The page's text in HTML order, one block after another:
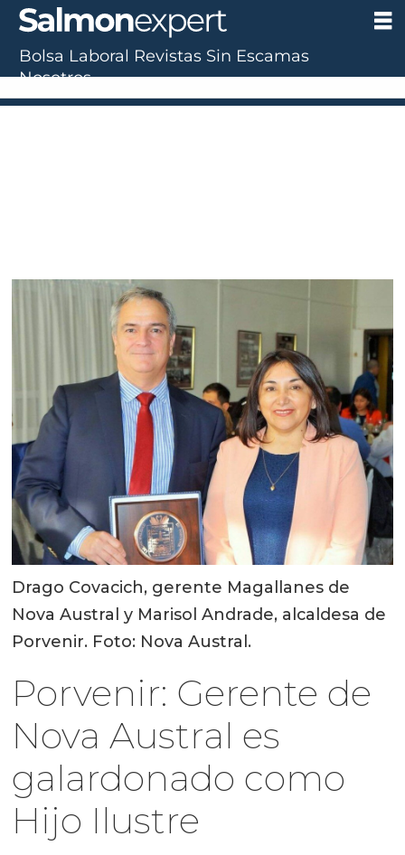
Drago Covacich, gerente Magallanes de
Nova Austral y Marisol Andrade, alcaldesa de
Porvenir. Foto: Nova Austral.
Porvenir: Gerente de
Nova Austral es
galardonado como
Hijo Ilustre
Bolsa Laboral Revistas Sin Escamas
Nosotros